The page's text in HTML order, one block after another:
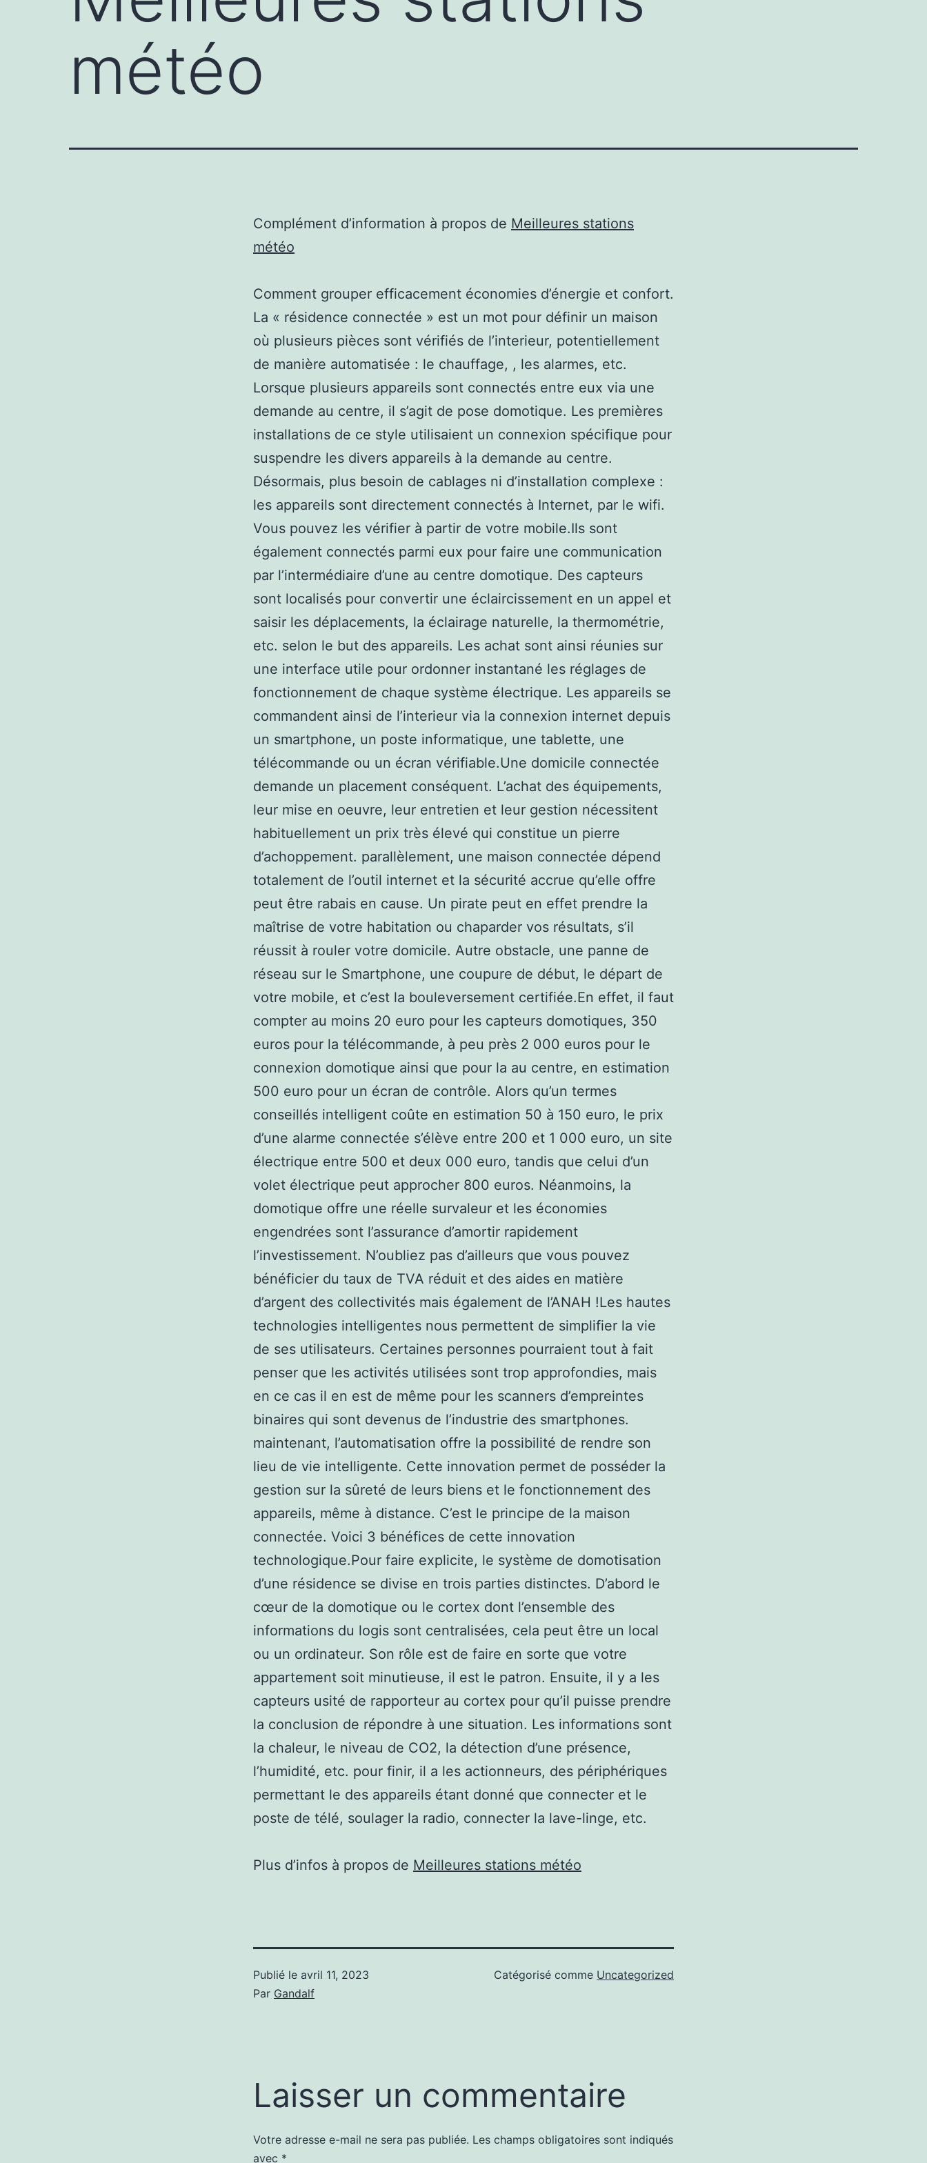
météo
Complément d’information à propos de Meilleures stations
météo
Comment grouper efficacement économies d’énergie et confort.
La « résidence connectée » est un mot pour définir un maison
où plusieurs pièces sont vérifiés de l’interieur, potentiellement
de manière automatisée : le chauffage, , les alarmes, etc.
Lorsque plusieurs appareils sont connectés entre eux via une
demande au centre, il s’agit de pose domotique. Les premières
installations de ce style utilisaient un connexion spécifique pour
suspendre les divers appareils à la demande au centre.
Désormais, plus besoin de cablages ni d’installation complexe :
les appareils sont directement connectés à Internet, par le wifi.
Vous pouvez les vérifier à partir de votre mobile.Ils sont
également connectés parmi eux pour faire une communication
par l’intermédiaire d’une au centre domotique. Des capteurs
sont localisés pour convertir une éclaircissement en un appel et
saisir les déplacements, la éclairage naturelle, la thermométrie,
etc. selon le but des appareils. Les achat sont ainsi réunies sur
une interface utile pour ordonner instantané les réglages de
fonctionnement de chaque système électrique. Les appareils se
commandent ainsi de l’interieur via la connexion internet depuis
un smartphone, un poste informatique, une tablette, une
télécommande ou un écran vérifiable.Une domicile connectée
demande un placement conséquent. L’achat des équipements,
leur mise en oeuvre, leur entretien et leur gestion nécessitent
habituellement un prix très élevé qui constitue un pierre
d’achoppement. parallèlement, une maison connectée dépend
totalement de l’outil internet et la sécurité accrue qu’elle offre
peut être rabais en cause. Un pirate peut en effet prendre la
maîtrise de votre habitation ou chaparder vos résultats, s’il
réussit à rouler votre domicile. Autre obstacle, une panne de
réseau sur le Smartphone, une coupure de début, le départ de
votre mobile, et c’est la bouleversement certifiée.En effet, il faut
compter au moins 20 euro pour les capteurs domotiques, 350
euros pour la télécommande, à peu près 2 000 euros pour le
connexion domotique ainsi que pour la au centre, en estimation
500 euro pour un écran de contrôle. Alors qu’un termes
conseillés intelligent coûte en estimation 50 à 150 euro, le prix
d’une alarme connectée s’élève entre 200 et 1 000 euro, un site
électrique entre 500 et deux 000 euro, tandis que celui d’un
volet électrique peut approcher 800 euros. Néanmoins, la
domotique offre une réelle survaleur et les économies
engendrées sont l’assurance d’amortir rapidement
l’investissement. N’oubliez pas d’ailleurs que vous pouvez
bénéficier du taux de TVA réduit et des aides en matière
d’argent des collectivités mais également de l’ANAH !Les hautes
technologies intelligentes nous permettent de simplifier la vie
de ses utilisateurs. Certaines personnes pourraient tout à fait
penser que les activités utilisées sont trop approfondies, mais
en ce cas il en est de même pour les scanners d’empreintes
binaires qui sont devenus de l’industrie des smartphones.
maintenant, l’automatisation offre la possibilité de rendre son
lieu de vie intelligente. Cette innovation permet de posséder la
gestion sur la sûreté de leurs biens et le fonctionnement des
appareils, même à distance. C’est le principe de la maison
connectée. Voici 3 bénéfices de cette innovation
technologique.Pour faire explicite, le système de domotisation
d’une résidence se divise en trois parties distinctes. D’abord le
cœur de la domotique ou le cortex dont l’ensemble des
informations du logis sont centralisées, cela peut être un local
ou un ordinateur. Son rôle est de faire en sorte que votre
appartement soit minutieuse, il est le patron. Ensuite, il y a les
capteurs usité de rapporteur au cortex pour qu’il puisse prendre
la conclusion de répondre à une situation. Les informations sont
la chaleur, le niveau de CO2, la détection d’une présence,
l’humidité, etc. pour finir, il a les actionneurs, des périphériques
permettant le des appareils étant donné que connecter et le
poste de télé, soulager la radio, connecter la lave-linge, etc.
Plus d’infos à propos de Meilleures stations météo
Publié le avril 11, 2023
Par Gandalf
Catégorisé comme Uncategorized
Laisser un commentaire
Votre adresse e-mail ne sera pas publiée. Les champs obligatoires sont indiqués
avec *